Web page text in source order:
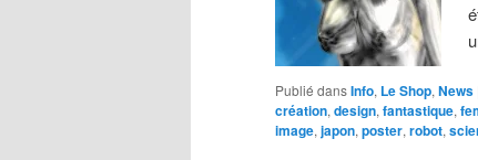
Publié dansInfo, Le Shop, News
création, design, fantastique,
image, japon, poster, robot,